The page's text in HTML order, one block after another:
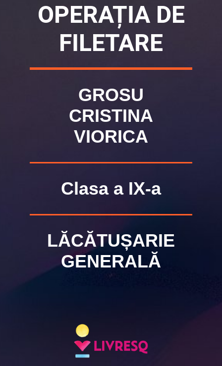
OPERAȚIA DE
FILETARE
GROSU
CRISTINA
VIORICA
Clasa a IX-a
LĂCĂTUȘARIE
GENERALĂ